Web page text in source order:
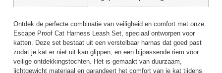
Ontdek de perfecte combinatie van veiligheid en comfort met onze
Escape Proof Cat Harness Leash Set, speciaal ontworpen voor
katten. Deze set bestaat uit een verstelbaar harnas dat goed past
zodat je kat er niet uit kan glippen, en een bijpassende riem voor
veilige ontdekkingstochten. Het is gemaakt van duurzaam,
lichtgewicht materiaal en garandeert het comfort van je kat tijdens